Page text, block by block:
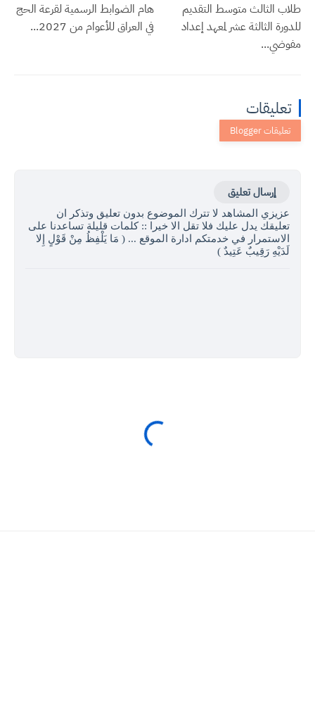
طلاب الثالث متوسط التقديم
للدورة الثالثة عشر لمعهد إعداد
مفوضي...
هام الضوابط الرسمية لقرعة الحج
في العراق للأعوام من 2027...
تعليقات
إرسال تعليق
عزيزي المشاهد لا تترك الموضوع بدون تعليق وتذكر ان
تعليقك يدل عليك فلا تقل الا خيرا :: كلمات قليلة تساعدنا على
الاستمرار في خدمتكم ادارة الموقع ... ( مَا يَلْفِظُ مِنْ قَوْلٍ إِلا
لَدَيْهِ رَقِيبٌ عَتِيدٌ )